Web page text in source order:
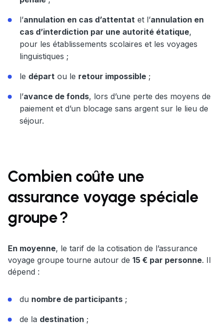
l’annulation en cas d’attentat et l’annulation en
cas d’interdiction par une autorité étatique,
pour les établissements scolaires et les voyages
linguistiques ;
le départ ou le retour impossible ;
l’avance de fonds, lors d’une perte des moyens de
paiement et d’un blocage sans argent sur le lieu de
séjour.
Combien coûte une
assurance voyage spéciale
groupe ?
En moyenne, le tarif de la cotisation de l’assurance
voyage groupe tourne autour de 15 € par personne. Il
dépend :
du nombre de participants ;
de la destination ;